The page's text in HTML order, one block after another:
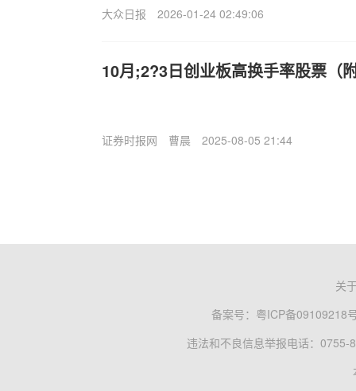
大众日报 2026-01-24 02:49:06
10月;2?3日创业板高换手率股票（
证券时报网 曹晨 2025-08-05 21:44
关
备案号： 粤ICP备09109218
违法和不良信息举报电话：0755-